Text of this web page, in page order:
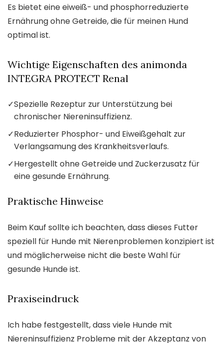
Es bietet eine eiweiß- und phosphorreduzierte
Ernährung ohne Getreide, die für meinen Hund
optimal ist.
Wichtige Eigenschaften des animonda
INTEGRA PROTECT Renal
✓Spezielle Rezeptur zur Unterstützung bei
chronischer Niereninsuffizienz.
✓Reduzierter Phosphor- und Eiweißgehalt zur
Verlangsamung des Krankheitsverlaufs.
✓Hergestellt ohne Getreide und Zuckerzusatz für
eine gesunde Ernährung.
Praktische Hinweise
Beim Kauf sollte ich beachten, dass dieses Futter
speziell für Hunde mit Nierenproblemen konzipiert ist
und möglicherweise nicht die beste Wahl für
gesunde Hunde ist.
Praxiseindruck
Ich habe festgestellt, dass viele Hunde mit
Niereninsuffizienz Probleme mit der Akzeptanz von